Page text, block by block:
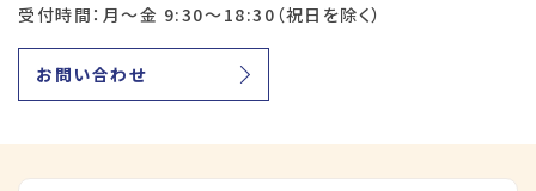
受付時間：月～金 9:30～18:30（祝日を除く）
お問い合わせ